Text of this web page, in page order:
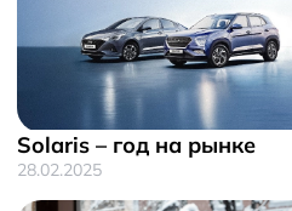
Solaris – год на рынке
28.02.2025